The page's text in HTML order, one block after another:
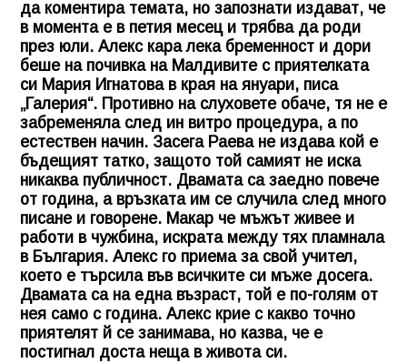
да коментира темата, но запознати издават, че
в момента е в петия месец и трябва да роди
през юли. Алекс кара лека бременност и дори
беше на почивка на Малдивите с приятелката
си Мария Игнатова в края на януари, писа
„Галерия“. Противно на слуховете обаче, тя не е
забременяла след ин витро процедура, а по
естествен начин. Засега Раева не издава кой е
бъдещият татко, защото той самият не иска
никаква публичност. Двамата са заедно повече
от година, а връзката им се случила след много
писане и говорене. Макар че мъжът живее и
работи в чужбина, искрата между тях пламнала
в България. Алекс го приема за свой учител,
което е търсила във всичките си мъже досега.
Двамата са на една възраст, той е по-голям от
нея само с година. Алекс крие с какво точно
приятелят й се занимава, но казва, че е
постигнал доста неща в живота си.